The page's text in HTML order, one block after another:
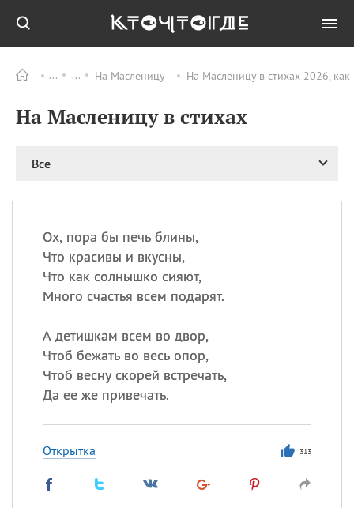
На Масленицу На Масленицу в стихах 2026,
На Масленицу в стихах
Все
Ох, пора бы печь блины,
Что красивы и вкусны,
Что как солнышко сияют,
Много счастья всем подарят.
А детишкам всем во двор,
Чтоб бежать во весь опор,
Чтоб весну скорей встречать,
Да ее же привечать.
Открытка 313
ПРАЗДНИКИ Все
11.08 Рождество святителя
12.08
(День ВВС) РФ
ИМЕНА
Сегодня празднуют именины
Алена Анастасия